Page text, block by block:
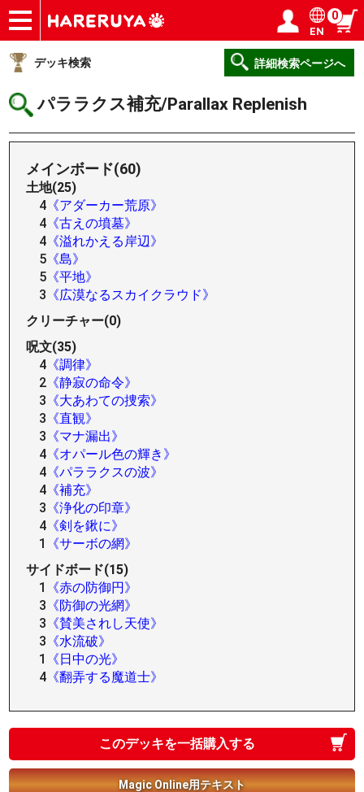
ショップ
買取
記事
デッキ検索
デッキ構築
選手一覧
店舗一覧
イベント
ヘルプ
お問い合わせ ログイン／会員登録
EN
0
デッキ検索 詳細検索ページへ
パララクス補充/Parallax Replenish
メインボード(60)
土地(25)
4 《アダーカー荒原》
4 《古えの墳墓》
4 《溢れかえる岸辺》
5 《島》
5 《平地》
3 《広漠なるスカイクラウド》
クリーチャー(0)
呪文(35)
4 《調律》
2 《静寂の命令》
3 《大あわての捜索》
3 《直観》
3 《マナ漏出》
4 《オパール色の輝き》
4 《パララクスの波》
4 《補充》
3 《浄化の印章》
4 《剣を鍬に》
1
《サーボの網》
サイドボード(15)
1
《赤の防御円》
3 《防御の光網》
3 《賛美されし天使》
3 《水流破》
1
《日中の光》
4 《翻弄する魔道士》
このデッキを一括購入する
Magic Online用テキスト